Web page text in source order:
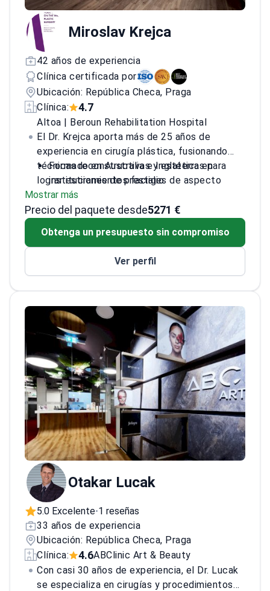
Miroslav Krejca
42 años de experiencia
Clínica certificada por
Ubicación: República Checa, Praga
Clínica:
4.7
Altoa | Beroun Rehabilitation Hospital
El Dr. Krejca aporta más de 25 años de
experiencia en cirugía plástica, fusionando
técnicas reconstructivas y estéticas para
lograr estiramientos faciales de aspecto
natural.
Formado en Australia e Inglaterra en
instituciones de prestigio
Se especializa tanto en procedimientos
reconstructivos como estéticos
Charles, compartiendo conocimientos con
Práctica privada centrada en la medicina
Mostrar más
Precio del paquete desde5271 €
Obtenga un presupuesto sin compromiso
Ver perfil
Otakar Lucak
5.0 Excelente•1 reseñas
33 años de experiencia
Ubicación: República Checa, Praga
Clínica:
4.6ABClinic Art & Beauty
Con casi 30 años de experiencia, el Dr. Lucak
se especializa en cirugías y procedimientos